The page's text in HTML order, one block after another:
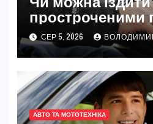
простроченими
час війни
СЕР 5, 2026
АВТО ТА МОТОТЕХНІКА